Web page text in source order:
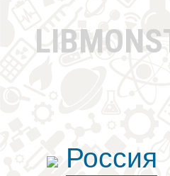
Россия